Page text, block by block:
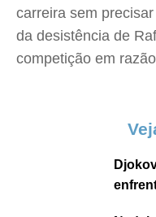
carreira sem
da desistência de
competição em